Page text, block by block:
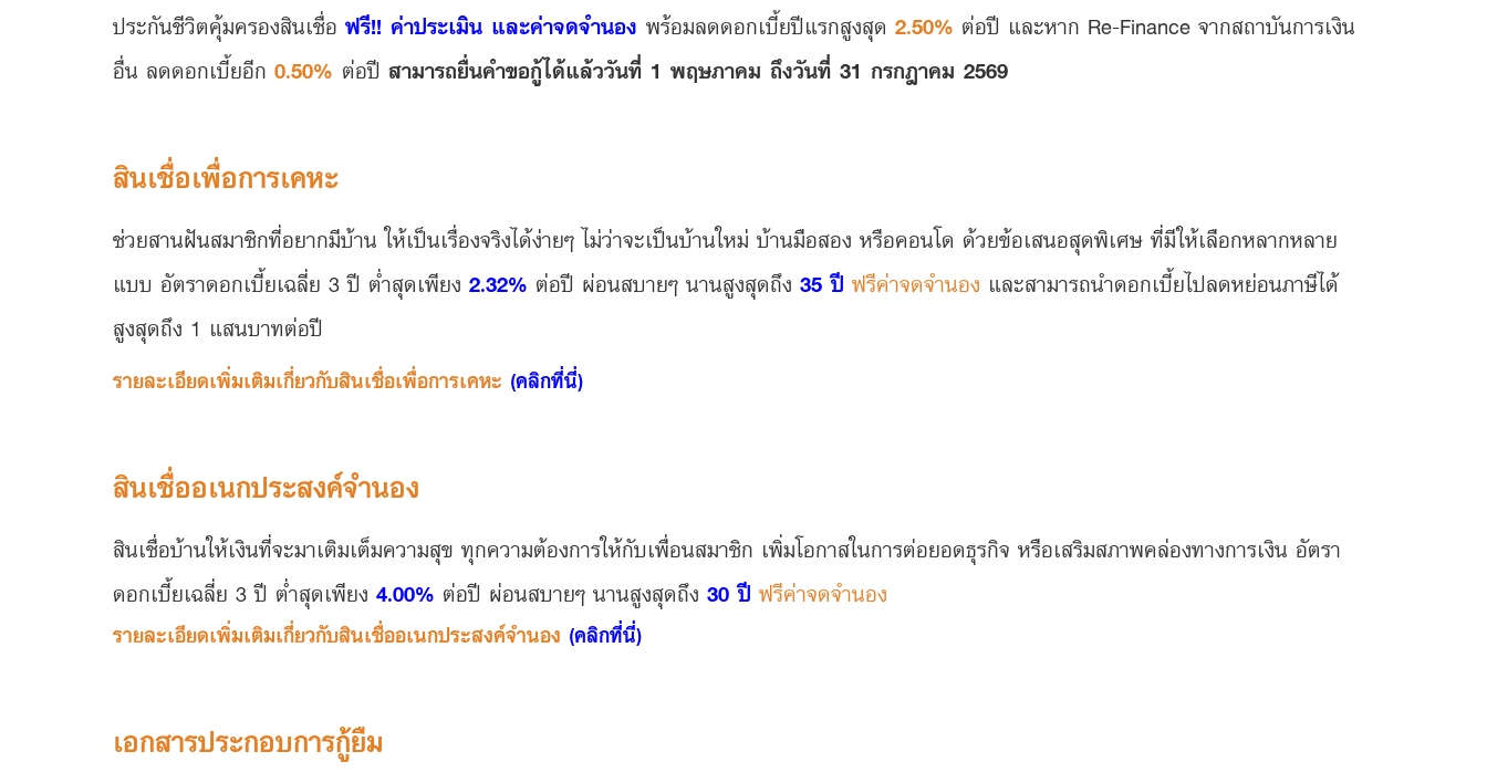
ประกันชีวิตคุ้มครองสินเชื่อ ฟรี!! ค่าประเมิน และค่าจดจำนอง พร้อมลดดอกเบี้ยปีแรกสูงสุด 2.50% ต่อปี และหาก Re-Finance จากสถาบันการเงิน
อื่น ลดดอกเบี้ยอีก 0.50% ต่อปี สามารถยื่นคำขอกู้ได้แล้ววันที่ 1 พฤษภาคม ถึงวันที่ 31 กรกฎาคม 2569
สินเชื่อเพื่อการเคหะ
ช่วยสานฝันสมาชิกที่อยากมีบ้าน ให้เป็นเรื่องจริงได้ง่ายๆ ไม่ว่าจะเป็นบ้านใหม่ บ้านมือสอง หรือคอนโด ด้วยข้อเสนอสุดพิเศษ ที่มีให้เลือกหลากหลาย
แบบ อัตราดอกเบี้ยเฉลี่ย 3 ปี ต่ำสุดเพียง 2.32% ต่อปี ผ่อนสบายๆ นานสูงสุดถึง 35 ปี ฟรีค่าจดจำนอง และสามารถนำดอกเบี้ยไปลดหย่อนภาษีได้
สูงสุดถึง 1 แสนบาทต่อปี
รายละเอียดเพิ่มเติมเกี่ยวกับสินเชื่อเพื่อการเคหะ (คลิกที่นี่)
สินเชื่ออเนกประสงค์จำนอง
สินเชื่อบ้านให้เงินที่จะมาเติมเต็มความสุข ทุกความต้องการให้กับเพื่อนสมาชิก เพิ่มโอกาสในการต่อยอดธุรกิจ หรือเสริมสภาพคล่องทางการเงิน อัตรา
ดอกเบี้ยเฉลี่ย 3 ปี ต่ำสุดเพียง 4.00% ต่อปี ผ่อนสบายๆ นานสูงสุดถึง 30 ปี ฟรีค่าจดจำนอง
รายละเอียดเพิ่มเติมเกี่ยวกับสินเชื่ออเนกประสงค์จำนอง (คลิกที่นี่)
เอกสารประกอบการกู้ยืม